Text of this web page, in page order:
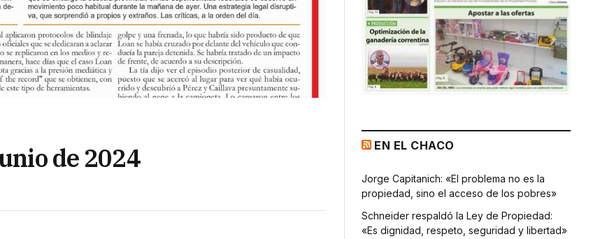
de 2024 EN EL CHACO
Jorge Capitanich: «El problema no es la
propiedad, sino el acceso de los pobres»
Schneider respaldó la Ley de Propiedad:
«Es dignidad, respeto, seguridad y libertad»